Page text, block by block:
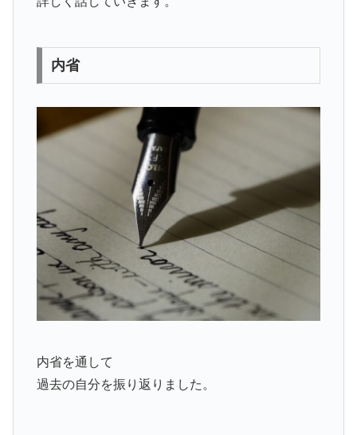
内省
内省を通して
過去の自分を振り返りました。